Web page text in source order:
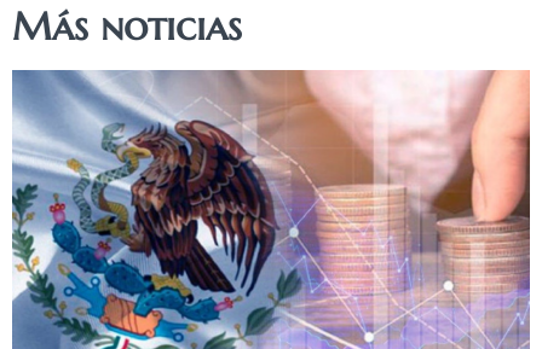
Más noticias